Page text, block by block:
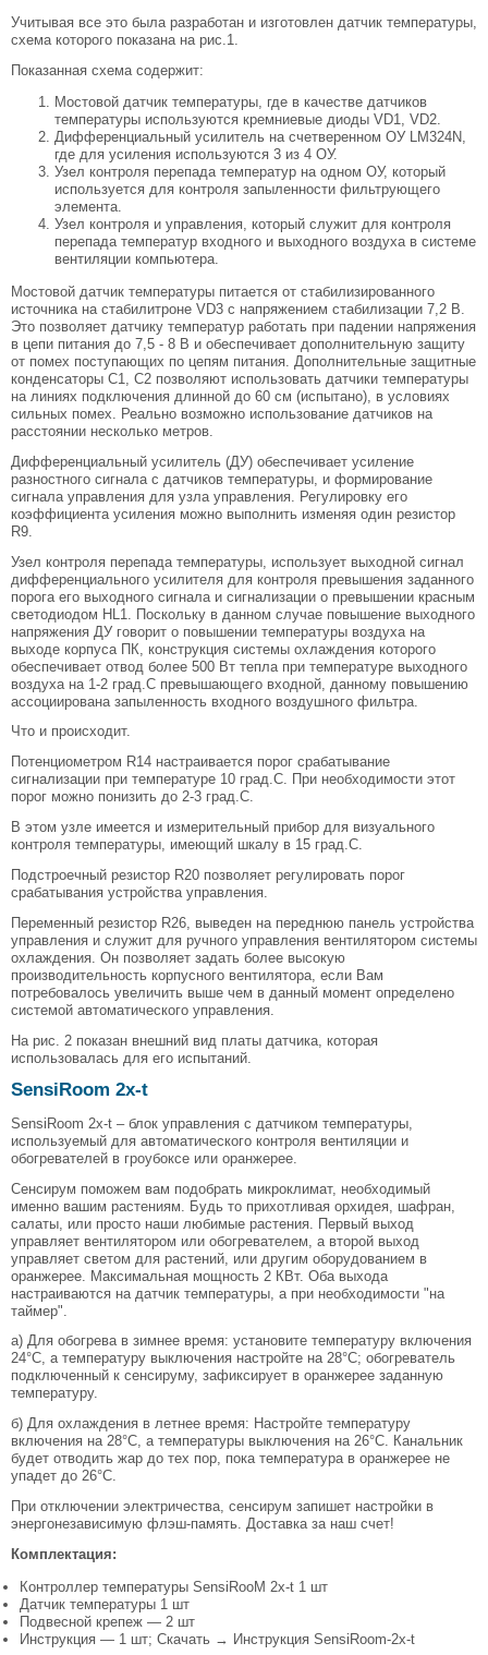
Учитывая все это была разработан и изготовлен датчик температуры,
схема которого показана на рис.1.
Показанная схема содержит:
Мостовой датчик температуры, где в качестве датчиков
температуры используются кремниевые диоды VD1, VD2.
Дифференциальный усилитель на счетверенном ОУ LM324N,
где для усиления используются 3 из 4 ОУ.
Узел контроля перепада температур на одном ОУ, который
используется для контроля запыленности фильтрующего
элемента.
Узел контроля и управления, который служит для контроля
перепада температур входного и выходного воздуха в системе
вентиляции компьютера.
Мостовой датчик температуры питается от стабилизированного
источника на стабилитроне VD3 с напряжением стабилизации 7,2 В.
Это позволяет датчику температур работать при падении напряжения
в цепи питания до 7,5 - 8 В и обеспечивает дополнительную защиту
от помех поступающих по цепям питания. Дополнительные защитные
конденсаторы C1, С2 позволяют использовать датчики температуры
на линиях подключения длинной до 60 см (испытано), в условиях
сильных помех. Реально возможно использование датчиков на
расстоянии несколько метров.
Дифференциальный усилитель (ДУ) обеспечивает усиление
разностного сигнала с датчиков температуры, и формирование
сигнала управления для узла управления. Регулировку его
коэффициента усиления можно выполнить изменяя один резистор
R9.
Узел контроля перепада температуры, использует выходной сигнал
дифференциального усилителя для контроля превышения заданного
порога его выходного сигнала и сигнализации о превышении красным
светодиодом HL1. Поскольку в данном случае повышение выходного
напряжения ДУ говорит о повышении температуры воздуха на
выходе корпуса ПК, конструкция системы охлаждения которого
обеспечивает отвод более 500 Вт тепла при температуре выходного
воздуха на 1-2 град.С превышающего входной, данному повышению
ассоциирована запыленность входного воздушного фильтра.
Что и происходит.
Потенциометром R14 настраивается порог срабатывание
сигнализации при температуре 10 град.С. При необходимости этот
порог можно понизить до 2-3 град.С.
В этом узле имеется и измерительный прибор для визуального
контроля температуры, имеющий шкалу в 15 град.С.
Подстроечный резистор R20 позволяет регулировать порог
срабатывания устройства управления.
Переменный резистор R26, выведен на переднюю панель устройства
управления и служит для ручного управления вентилятором системы
охлаждения. Он позволяет задать более высокую
производительность корпусного вентилятора, если Вам
потребовалось увеличить выше чем в данный момент определено
системой автоматического управления.
На рис. 2 показан внешний вид платы датчика, которая
использовалась для его испытаний.
SensiRoom 2х-t
SensiRoom 2х-t – блок управления с датчиком температуры,
используемый для автоматического контроля вентиляции и
обогревателей в гроубоксе или оранжерее.
Сенсирум поможем вам подобрать микроклимат, необходимый
именно вашим растениям. Будь то прихотливая орхидея, шафран,
салаты, или просто наши любимые растения. Первый выход
управляет вентилятором или обогревателем, а второй выход
управляет светом для растений, или другим оборудованием в
оранжерее. Максимальная мощность 2 КВт. Оба выхода
настраиваются на датчик температуры, а при необходимости "на
таймер".
а) Для обогрева в зимнее время: установите температуру включения
24°C, а температуру выключения настройте на 28°C; обогреватель
подключенный к сенсируму, зафиксирует в оранжерее заданную
температуру.
б) Для охлаждения в летнее время: Настройте температуру
включения на 28°C, а температуры выключения на 26°C. Канальник
будет отводить жар до тех пор, пока температура в оранжерее не
упадет до 26°C.
При отключении электричества, сенсирум запишет настройки в
энергонезависимую флэш-память. Доставка за наш счет!
Комплектация:
Контроллер температуры SensiRooM 2x-t 1 шт
Датчик температуры 1 шт
Подвесной крепеж — 2 шт
Инструкция — 1 шт; Скачать → Инструкция SensiRoom-2x-t